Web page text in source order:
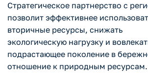
Стратегическое партнерство с
позволит эффективнее
вторичные ресурсы, снижать
экологическую нагрузку и
подрастающее поколение в
отношение к природным ресурсам.